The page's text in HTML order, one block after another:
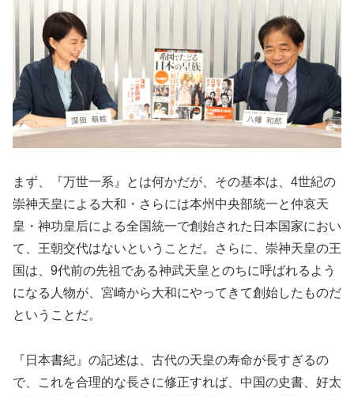
まず、『万世一系』とは何かだが、その基本は、4世紀の
崇神天皇による大和・さらには本州中央部統一と仲哀天
皇・神功皇后による全国統一で創始された日本国家におい
て、王朝交代はないということだ。さらに、崇神天皇の王
国は、9代前の先祖である神武天皇とのちに呼ばれるよう
になる人物が、宮崎から大和にやってきて創始したものだ
ということだ。
『日本書紀』の記述は、古代の天皇の寿命が長すぎるの
で、これを合理的な長さに修正すれば、中国の史書、好太